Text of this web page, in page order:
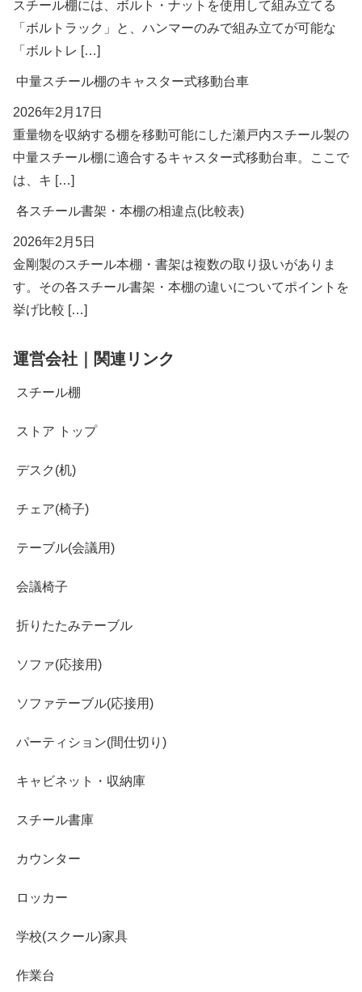
スチール棚には、ボルト・ナットを使用して組み立てる
「ボルトラック」と、ハンマーのみで組み立てが可能な
「ボルトレ […]
中量スチール棚のキャスター式移動台車
2026年2月17日
重量物を収納する棚を移動可能にした瀬戸内スチール製の
中量スチール棚に適合するキャスター式移動台車。ここで
は、キ […]
各スチール書架・本棚の相違点(比較表)
2026年2月5日
金剛製のスチール本棚・書架は複数の取り扱いがありま
す。その各スチール書架・本棚の違いについてポイントを
挙げ比較 […]
運営会社｜関連リンク
スチール棚
ストア トップ
デスク(机)
チェア(椅子)
テーブル(会議用)
会議椅子
折りたたみテーブル
ソファ(応接用)
ソファテーブル(応接用)
パーティション(間仕切り)
キャビネット・収納庫
スチール書庫
カウンター
ロッカー
学校(スクール)家具
作業台